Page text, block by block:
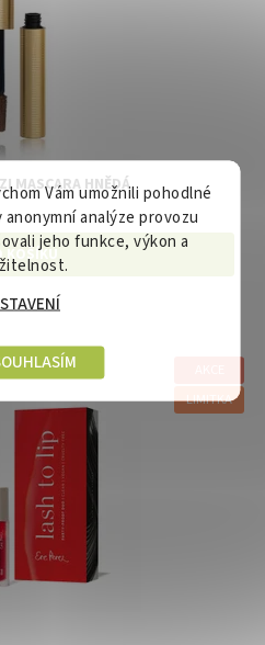
MASCARA HNĚDÁ
LIMITKA
Vám umožnili pohodlné
analýze provozu
jeho funkce, výkon a